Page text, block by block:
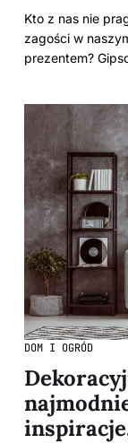
Kto z nas nie
zagości w
prezentem?
DOM I OGRÓD